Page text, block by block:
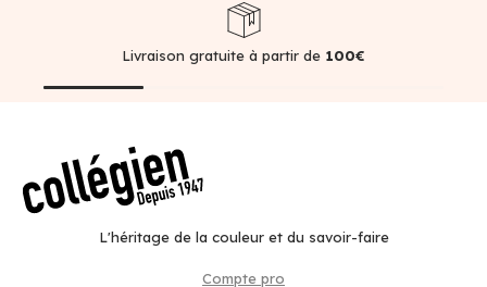
Livraison gratuite à partir de 100€
L'héritage de la couleur et du savoir-faire
Compte pro